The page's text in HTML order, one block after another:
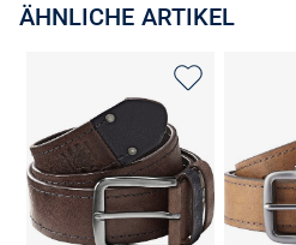
ÄHNLICHE ARTIKEL